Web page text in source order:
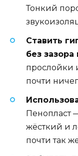
Тонкий
Ставить
без зазора
прослойки
почти
Пенопласт
жёсткий и
почти так